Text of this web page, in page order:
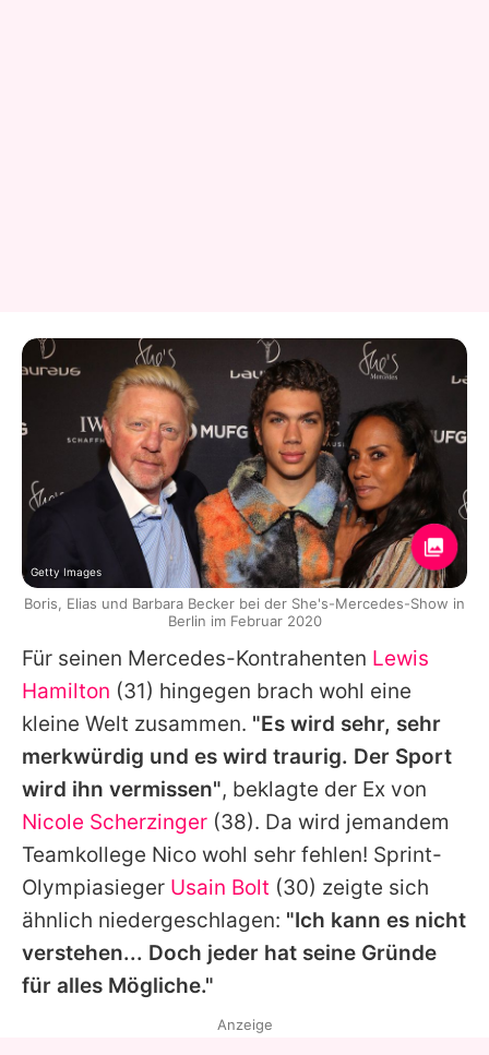
Für seinen Mercedes-Kontrahenten Lewis
Hamilton (31) hingegen brach wohl eine
kleine Welt zusammen. "Es wird sehr, sehr
merkwürdig und es wird traurig. Der Sport
wird ihn vermissen", beklagte der Ex von
Nicole Scherzinger (38). Da wird jemandem
Teamkollege Nico wohl sehr fehlen! Sprint-
Olympiasieger Usain Bolt (30) zeigte sich
ähnlich niedergeschlagen: "Ich kann es nicht
verstehen... Doch jeder hat seine Gründe
für alles Mögliche."
Getty Images
Boris, Elias und Barbara Becker bei der She's-Mercedes-Show in
Berlin im Februar 2020
Anzeige